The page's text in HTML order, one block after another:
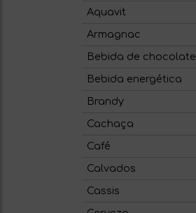
Aquavit
Armagnac
Bebida de chocolate
Bebida energética
Brandy
Cachaça
Café
Calvados
Cassis